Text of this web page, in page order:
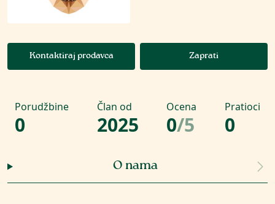
Kontaktiraj prodavca Zaprati
Porudžbine
0
Član od
2025
Ocena
0/5
Pratioci
0
O nama